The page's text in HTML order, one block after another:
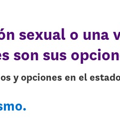
sexual o una
son sus
y opciones en el